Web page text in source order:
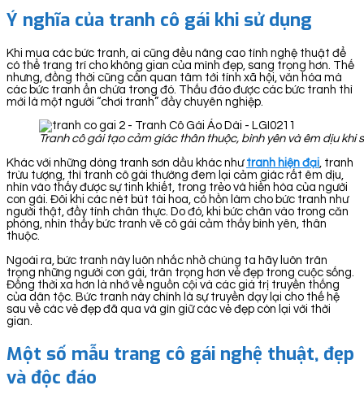
Ý nghĩa của tranh cô gái khi sử dụng
Khi mua các bức tranh, ai cũng đều nâng cao tính nghệ thuật để
có thể trang trí cho không gian của mình đẹp, sang trọng hơn. Thế
nhưng, đồng thời cũng cần quan tâm tới tính xã hội, văn hóa mà
các bức tranh ẩn chứa trong đó. Thấu đáo được các bức tranh thì
mới là một người “chơi tranh” đầy chuyên nghiệp.
Tranh cô gái tạo cảm giác thân thuộc, bình yên và êm dịu khi
Khác với những dòng tranh sơn dầu khác như tranh hiện đại , tranh
trừu tượng, thì tranh cô gái thường đem lại cảm giác rất êm dịu,
nhìn vào thấy được sự tinh khiết, trong trẻo và hiền hòa của người
con gái. Đôi khi các nét bút tài hoa, có hồn làm cho bức tranh như
người thật, đầy tính chân thực. Do đó, khi bức chân vào trong căn
phòng, nhìn thấy bức tranh vẽ cô gái cảm thấy bình yên, thân
thuộc.
Ngoài ra, bức tranh này luôn nhắc nhở chúng ta hãy luôn trân
trọng những người con gái, trân trọng hơn vẻ đẹp trong cuộc sống.
Đồng thời xa hơn là nhớ về nguồn cội và các giá trị truyền thống
của dân tộc. Bức tranh này chính là sự truyền dạy lại cho thế hệ
sau về các vẻ đẹp đã qua và gìn giữ các vẻ đẹp còn lại với thời
gian.
Một số mẫu trang cô gái nghệ thuật, đẹp
và độc đáo